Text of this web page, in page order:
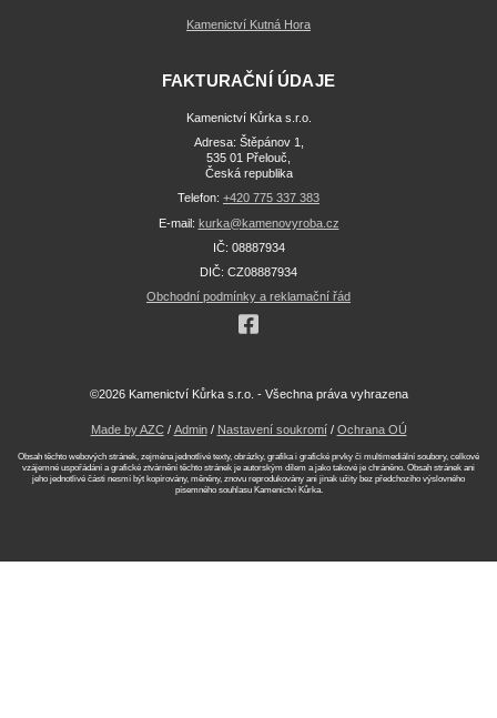
Kamenictví Kutná Hora
FAKTURAČNÍ ÚDAJE
Kamenictví Kůrka s.r.o.
Adresa: Štěpánov 1,
535 01 Přelouč,
Česká republika
Telefon: +420 775 337 383
E-mail: kurka@kamenovyroba.cz
IČ: 08887934
DIČ: CZ08887934
Obchodní podmínky a reklamační řád
©2026 Kamenictví Kůrka s.r.o. - Všechna práva vyhrazena
Made by AZC/ Admin/ Nastavení soukromí/ Ochrana OÚ
Obsah těchto webových stránek, zejména jednotlivé texty, obrázky, grafika i grafické prvky či multimediální soubory, celkové
vzájemné uspořádání a grafické ztvárnění těchto stránek je autorským dílem a jako takové je chráněno. Obsah stránek ani
jeho jednotlivé části nesmí být kopírovány, měněny, znovu reprodukovány ani jinak užity bez předchozího výslovného
písemného souhlasu Kamenictví Kůrka.